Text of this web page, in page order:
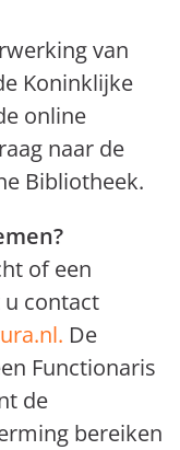
van
Koninklijke
online
naar de
Bibliotheek.
of een
contact
De
Functionaris
de
bereiken